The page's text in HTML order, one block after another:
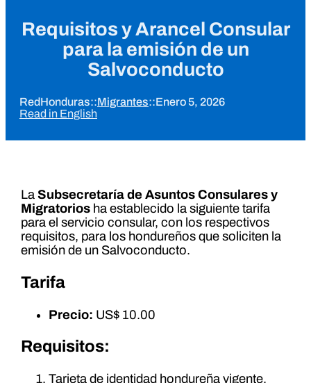
Requisitos y Arancel Consular
para la emisión de un
Salvoconducto
RedHonduras::Migrantes::Enero 5, 2026
Read in English
La Subsecretaría de Asuntos Consulares y
Migratoriosha establecido la siguiente tarifa
para el servicio consular, con los respectivos
requisitos, para los hondureños que soliciten la
emisión de un Salvoconducto.
Tarifa
Precio: US$ 10.00
Requisitos:
Tarjeta de identidad hondureña vigente.